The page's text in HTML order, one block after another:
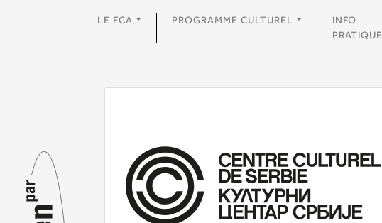
LE FCA PROGRAMME CULTUREL
INFO
PRATIQUE